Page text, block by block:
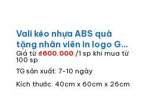
Vali kéo nhựa ABS quà
tặng nhân viên in logo GB
Steel size 24 VL-11
Giá từ₫600.000 /1 sp khi mua từ
100 sp
TG sản xuất: 7-10 ngày
Kích thước: 40cm x 60cm x 26cm